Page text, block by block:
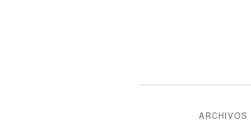
ARCHIVOS